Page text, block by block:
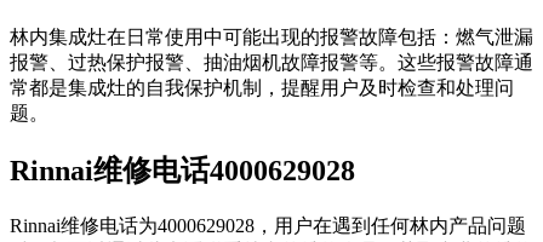
林内集成灶在日常使用中可能出现的报警故障包括：燃气泄漏
报警、过热保护报警、抽油烟机故障报警等。这些报警故障通
常都是集成灶的自我保护机制，提醒用户及时检查和处理问
题。
Rinnai维修电话4000629028
Rinnai维修电话为4000629028，用户在遇到任何林内产品问题